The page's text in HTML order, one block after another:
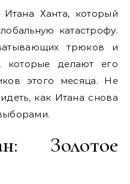
Ханта, который
катастрофу.
трюков и
которые делают его
этого месяца. Не
как Итана снова
Золотое